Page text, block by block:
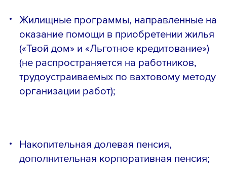
Жилищные программы, направленные на
оказание помощи в приобретении жилья
(«Твой дом» и «Льготное кредитование»)
(не распространяется на работников,
трудоустраиваемых по вахтовому методу
организации работ);
Накопительная долевая пенсия,
дополнительная корпоративная пенсия;